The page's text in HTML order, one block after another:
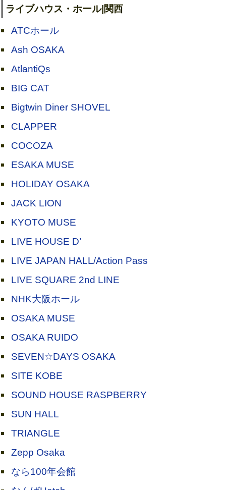
ライブハウス・ホール|関西
ATCホール
Ash OSAKA
AtlantiQs
BIG CAT
Bigtwin Diner SHOVEL
CLAPPER
COCOZA
ESAKA MUSE
HOLIDAY OSAKA
JACK LION
KYOTO MUSE
LIVE HOUSE D’
LIVE JAPAN HALL/Action Pass
LIVE SQUARE 2nd LINE
NHK大阪ホール
OSAKA MUSE
OSAKA RUIDO
SEVEN☆DAYS OSAKA
SITE KOBE
SOUND HOUSE RASPBERRY
SUN HALL
TRIANGLE
Zepp Osaka
なら100年会館